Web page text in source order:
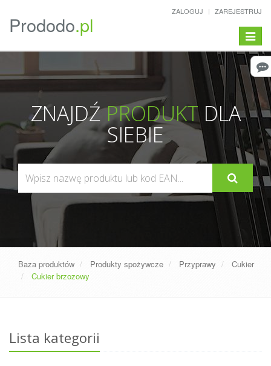
Prododo.pl
ZALOGUJ ZAREJESTRUJ
menu
ZNAJDŹPRODUKTDLA
SIEBIE
Baza produktów Produkty spożywcze Przyprawy
Cukier
Cukier brzozowy
Lista kategorii